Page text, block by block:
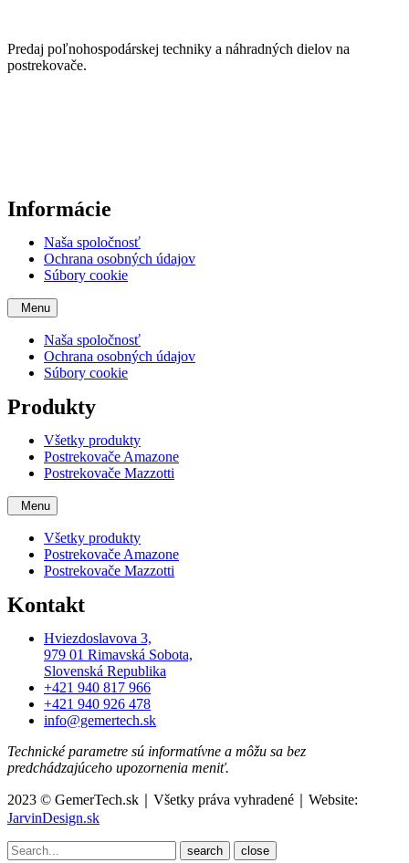
Predaj poľnohospodárskej techniky a náhradných dielov na
postrekovače.
Informácie
Naša spoločnosť
Ochrana osobných údajov
Súbory cookie
Menu
Naša spoločnosť
Ochrana osobných údajov
Súbory cookie
Produkty
Všetky produkty
Postrekovače Amazone
Postrekovače Mazzotti
Menu
Všetky produkty
Postrekovače Amazone
Postrekovače Mazzotti
Kontakt
Hviezdoslavova 3,
979 01 Rimavská Sobota,
Slovenská Republika
+421 940 817 966
+421 940 926 478
info@gemertech.sk
Technické parametre sú informatívne a môžu sa bez
predchádzajúceho upozornenia meniť.
2023 © GemerTech.sk｜Všetky práva vyhradené｜Website:
JarvinDesign.sk
close